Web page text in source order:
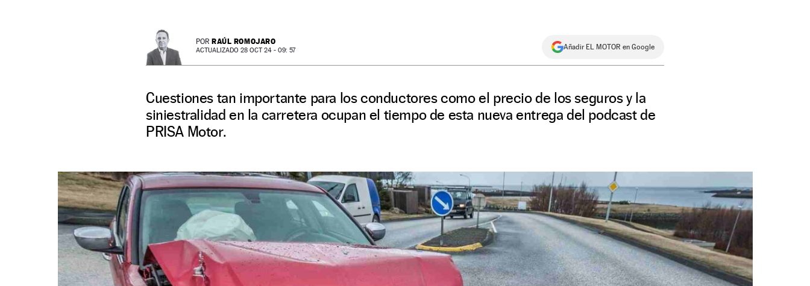
POR RAÚL ROMOJARO
ACTUALIZADO 28 OCT 24 - 09: 57 Añadir EL MOTOR en Google
Cuestiones tan importante para los conductores como el precio de los seguros y la
siniestralidad en la carretera ocupan el tiempo de esta nueva entrega del podcast de
PRISA Motor.